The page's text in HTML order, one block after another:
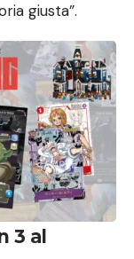
giusta”.
3 al